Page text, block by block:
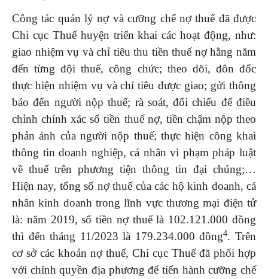
Công tác quản lý nợ và cưỡng chế nợ thuế đã được
Chi cục Thuế huyện triển khai các hoạt động, như:
giao nhiệm vụ và chỉ tiêu thu tiền thuế nợ hằng năm
đến từng đội thuế, công chức; theo dõi, đôn đốc
thực hiện nhiệm vụ và chỉ tiêu được giao; gửi thông
báo đến người nộp thuế; rà soát, đối chiếu để điều
chỉnh chính xác số tiền thuế nợ, tiền chậm nộp theo
phản ánh của người nộp thuế; thực hiện công khai
thông tin doanh nghiệp, cá nhân vi phạm pháp luật
về thuế trên phương tiện thông tin đại chúng;…
Hiện nay, tổng số nợ thuế của các hộ kinh doanh, cá
nhân kinh doanh trong lĩnh vực thương mại điện tử
là: năm 2019, số tiền nợ thuế là 102.121.000 đồng
thì đến tháng 11/2023 là 179.234.000 đồng4. Trên
cơ sở các khoản nợ thuế, Chi cục Thuế đã phối hợp
với chính quyền địa phương để tiến hành cưỡng chế